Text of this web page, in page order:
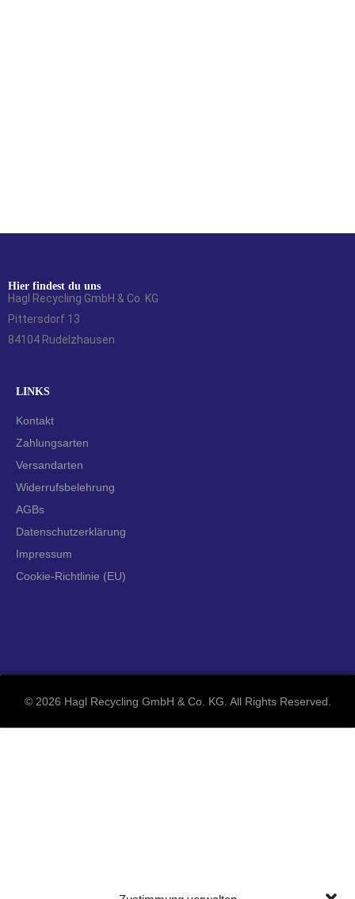
Hier findest du uns
Hagl Recycling GmbH & Co. KG
Pittersdorf 13
84104 Rudelzhausen
LINKS
Kontakt
Zahlungsarten
Versandarten
Widerrufsbelehrung
AGBs
Datenschutzerklärung
Impressum
Cookie-Richtlinie (EU)
© 2026 Hagl Recycling GmbH & Co. KG. All Rights Reserved.